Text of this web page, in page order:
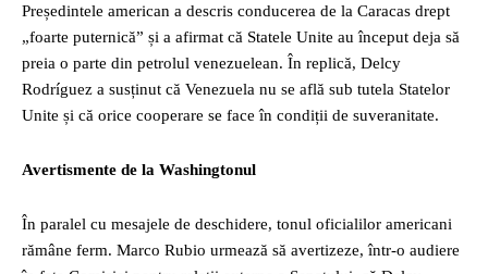
Președintele american a descris conducerea de la Caracas drept
„foarte puternică” și a afirmat că Statele Unite au început deja să
preia o parte din petrolul venezuelean. În replică, Delcy
Rodríguez a susținut că Venezuela nu se află sub tutela Statelor
Unite și că orice cooperare se face în condiții de suveranitate.
Avertismente de la Washingtonul
În paralel cu mesajele de deschidere, tonul oficialilor americani
rămâne ferm. Marco Rubio urmează să avertizeze, într-o audiere